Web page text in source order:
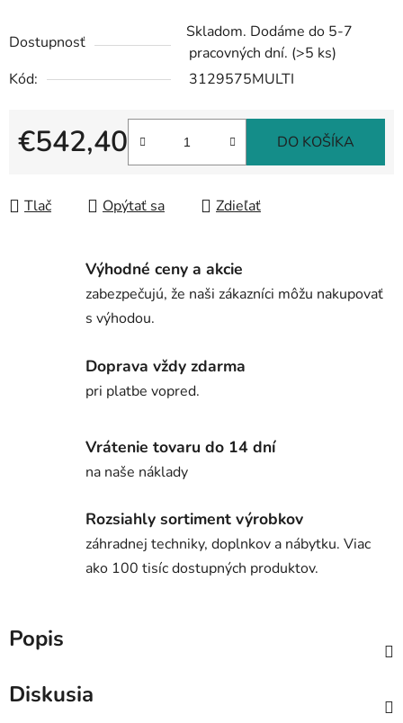
Dostupnosť
Skladom. Dodáme do 5-7
pracovných dní. (>5 ks)
Kód:
3129575MULTI
€542,40 DO KOŠÍKA
Tlač Opýtať sa Zdieľať
Výhodné ceny a akcie
zabezpečujú, že naši zákazníci môžu nakupovať
s výhodou.
Doprava vždy zdarma
pri platbe vopred.
Vrátenie tovaru do 14 dní
na naše náklady
Rozsiahly sortiment výrobkov
záhradnej techniky, doplnkov a nábytku. Viac
ako 100 tisíc dostupných produktov.
Popis
Diskusia